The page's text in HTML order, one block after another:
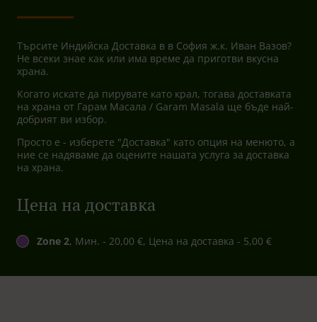
Търсите Индийска Доставка в в София ж.к. Иван Вазов?
Не всеки знае как или има време да приготви вкусна
храна.
Когато искате да пирувате като крал, тогава доставката
на храна от Гарам Масала / Garam Masala ще бъде най-
добрият ви избор.
Просто е - изберете "Доставка" като опция на менюто, а
ние се надяваме да оцените нашата услуга за доставка
на храна.
Цена на доставка
Zone 2, Мин. - 20,00 €, Цена на доставка - 5,00 €